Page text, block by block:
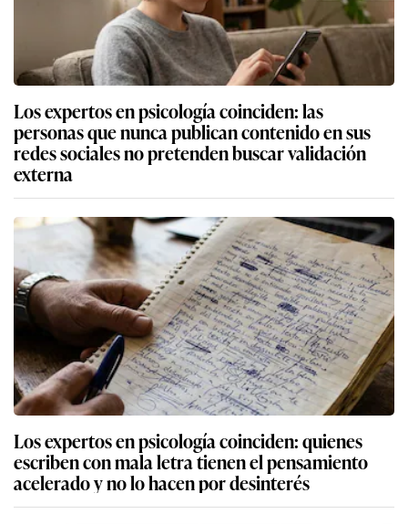
Los expertos en psicología coinciden: las
personas que nunca publican contenido en sus
redes sociales no pretenden buscar validación
externa
Los expertos en psicología coinciden: quienes
escriben con mala letra tienen el pensamiento
acelerado y no lo hacen por desinterés